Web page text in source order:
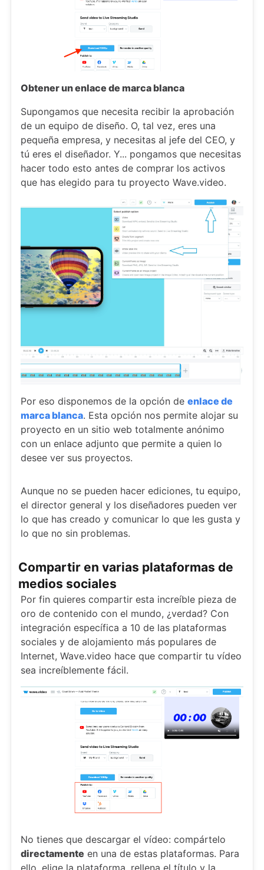
Obtener un enlace de marca blanca
Supongamos que necesita recibir la aprobación
de un equipo de diseño. O, tal vez, eres una
pequeña empresa, y necesitas al jefe del CEO, y
tú eres el diseñador. Y... pongamos que necesitas
hacer todo esto antes de comprar los activos
que has elegido para tu proyecto Wave.video.
Por eso disponemos de la opción de enlace de
marca blanca. Esta opción nos permite alojar su
proyecto en un sitio web totalmente anónimo
con un enlace adjunto que permite a quien lo
desee ver sus proyectos.
Aunque no se pueden hacer ediciones, tu equipo,
el director general y los diseñadores pueden ver
lo que has creado y comunicar lo que les gusta y
lo que no sin problemas.
Compartir en varias plataformas de
medios sociales
Por fin quieres compartir esta increíble pieza de
oro de contenido con el mundo, ¿verdad? Con
integración específica a 10 de las plataformas
sociales y de alojamiento más populares de
Internet, Wave.video hace que compartir tu vídeo
sea increíblemente fácil.
No tienes que descargar el vídeo: compártelo
directamente en una de estas plataformas. Para
ello, elige la plataforma, rellena el título y la